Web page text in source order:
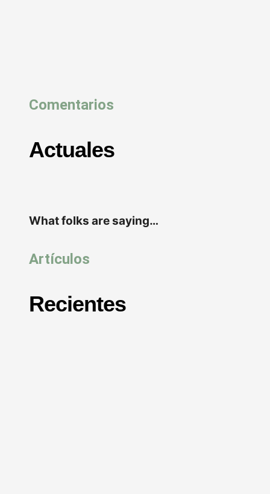
Comentarios
Actuales
What folks are saying…
Artículos
Recientes